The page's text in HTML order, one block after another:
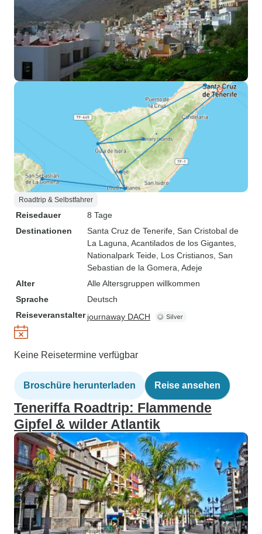
Roadtrip & Selbstfahrer
Reisedauer
8 Tage
Destinationen
Santa Cruz de Tenerife , San Cristobal de
La Laguna , Acantilados de los Gigantes
Nationalpark Teide , Los Cristianos , San
Sebastian de la Gomera , Adeje
Alter
Alle Altersgruppen willkommen
Sprache
Deutsch
Reiseveranstalter journaway DACH
Keine Reisetermine verfügbar
Broschüre herunterladen Reise ansehen
Teneriffa Roadtrip: Flammende
Gipfel & wilder Atlantik